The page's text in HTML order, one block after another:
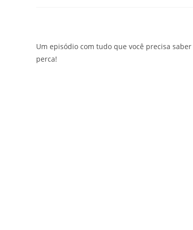
Um episódio com tudo que você precisa
perca!